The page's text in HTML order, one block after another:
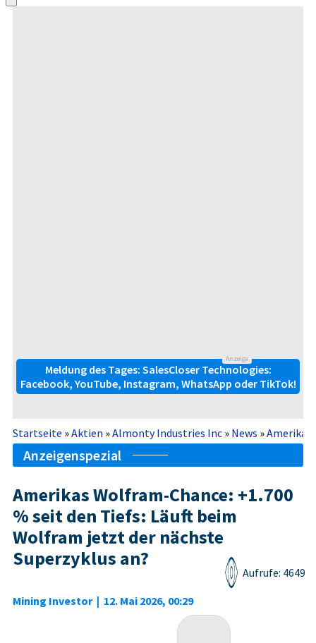
Anzeige
Meldung des Tages: SalesCloser Technologies:
Facebook, YouTube, Instagram, WhatsApp oder TikTok!
Startseite »Aktien »Almonty Industries Inc » News »Amerikas
Anzeigenspezial
Amerikas Wolfram-Chance: +1.700
% seit den Tiefs: Läuft beim
Wolfram jetzt der nächste
Superzyklus an?
Mining Investor | 12. Mai 2026, 00:29
Aufrufe: 4649